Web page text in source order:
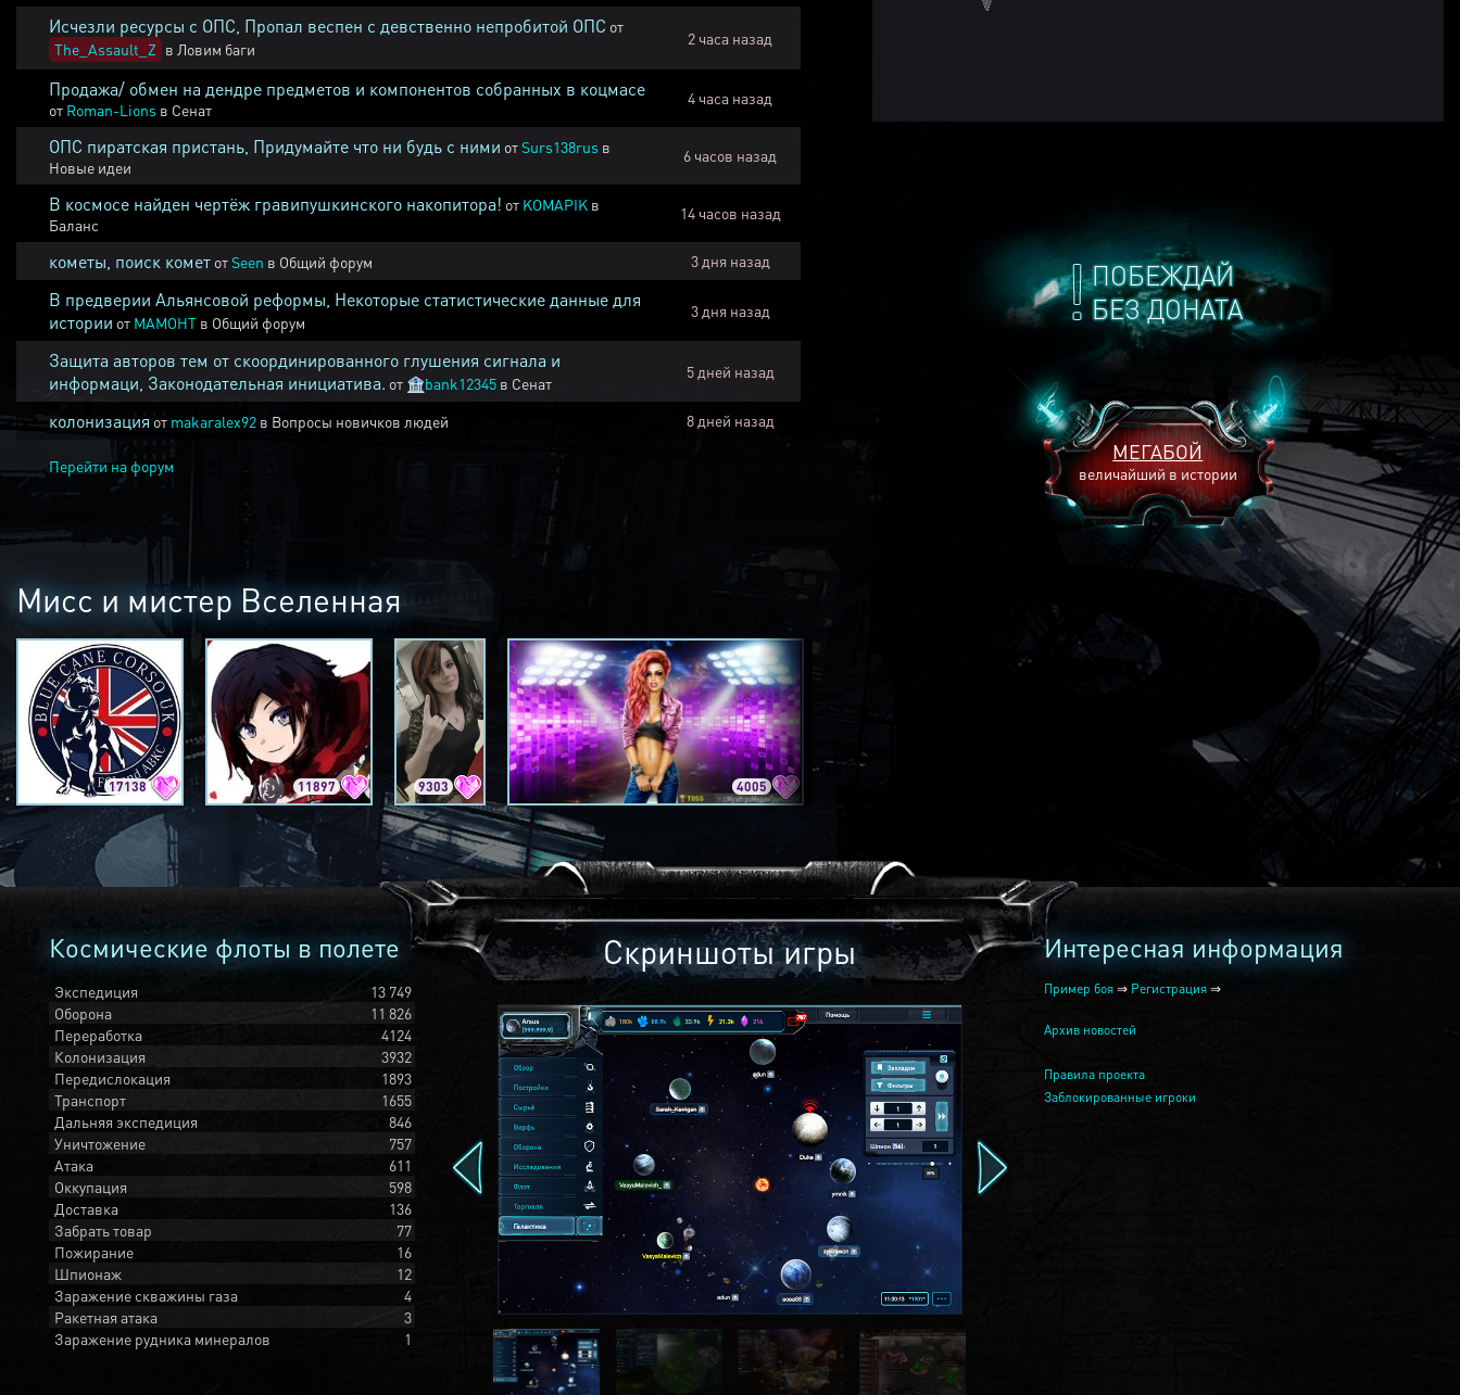
ПОБЕЖДАЙ
БЕЗ ДОНАТА
МЕГАБОЙ
величайший в истории
Исчезли ресурсы с ОПС, Пропал веспен с девственно непробитой ОПС от
The_Assault_Z в Ловим баги
2 часа назад
Продажа/ обмен на дендре предметов и компонентов собранных в коцмасе
от Roman-Lions в Сенат
4 часа назад
ОПС пиратская пристань, Придумайте что ни будь с ними отSurs138rus в
Новые идеи
6 часов назад
В космосе найден чертёж гравипушкинского накопитора! от KOMAPIK в
Баланс
14 часов назад
кометы, поиск комет отSeen в Общий форум 3 дня назад
В предверии Альянсовой реформы, Некоторые статистические данные для
истории от MAMOHT в Общий форум
3 дня назад
Защита авторов тем от скоординированного глушения сигнала и
информаци, Законодательная инициатива. от 🏦bank12345 в Сенат
5 дней назад
колонизация от makaralex92 в Вопросы новичков людей 8 дней назад
Перейти на форум
Мисс и мистер Вселенная
17138 11897 9303 4005 2240
Космические флоты в полете
Экспедиция
13 749
Оборона
11 826
Переработка
4124
Колонизация
3932
Передислокация
1893
Транспорт
1655
Дальняя экспедиция
846
Уничтожение
757
Атака
611
Оккупация
598
Доставка
136
Забрать товар
77
Пожирание
16
Шпионаж
12
Заражение скважины газа
4
Ракетная атака
3
Заражение рудника минералов
1
Скриншоты игры Интересная информация
Пример боя ⇒ Регистрация ⇒
Архив новостей
Правила проекта
Заблокированные игроки